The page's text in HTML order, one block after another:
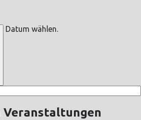
Datum wählen.
Veranstaltungen